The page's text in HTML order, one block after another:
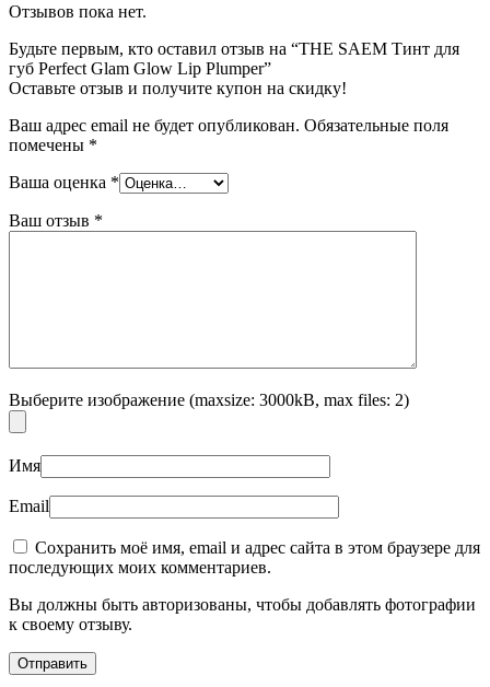
Отзывов пока нет.
Будьте первым, кто оставил отзыв на “THE SAEM Тинт для
губ Perfect Glam Glow Lip Plumper”
Оставьте отзыв и получите купон на скидку!
Ваш адрес email не будет опубликован. Обязательные поля
помечены *
Ваша оценка *
Ваш отзыв *
Выберите изображение (maxsize: 3000kB, max files: 2)
Имя
Email
Сохранить моё имя, email и адрес сайта в этом браузере для
последующих моих комментариев.
Вы должны быть авторизованы, чтобы добавлять фотографии
к своему отзыву.